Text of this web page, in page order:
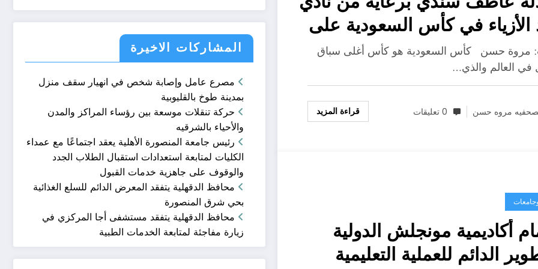
الأزياء في كأس السعودية على
الملك عبدالعزيز للفروسية
الرياض
مروة حسن كأس السعودية هو كأس أغلى سباق
في العالم والذي…
مروه حسن 0 تعليقات قراءة المزيد
أكاديمية مونجلش الدولية
الدائم للعملية التعليمية
المشاركات الاخيرة
مصرع عامل وإصابة شخص في انهيار سقف منزل
بمدينة طوخ بالقليوبية
حركة تنقلات موسعة بين رؤساء المراكز والمدن
والأحياء بالشرقيه
رئيس جامعة المنصورة الأهلية يعقد اجتماعًا مع عمداء
الكليات لمتابعة استعدادات استقبال الطلاب الجدد
والوقوف على جاهزية خدمات القبول
محافظ الدقهلية يتفقد المعرض الدائم للسلع الغذائية
بحي شرق المنصورة
محافظ الدقهلية يتفقد مستشفى أجا المركزي في
زيارة مفاجئة لمتابعة الخدمات الطبية